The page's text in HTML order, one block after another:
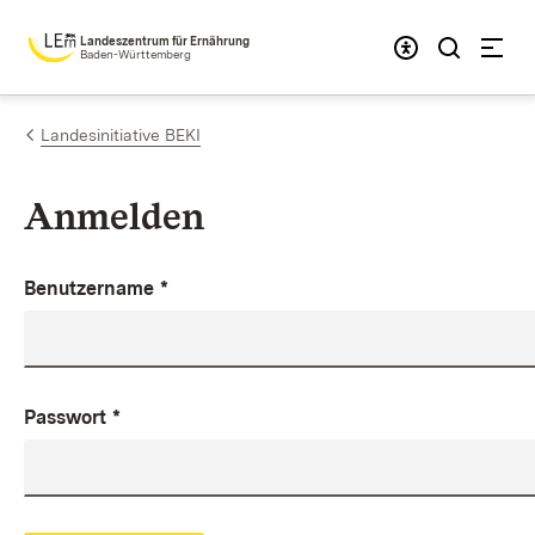
Zum Inhalt springen
Landeszentrum für Ernährung
Baden-Württemberg
Landesinitiative BEKI
Anmelden
Benutzername *
Passwort *